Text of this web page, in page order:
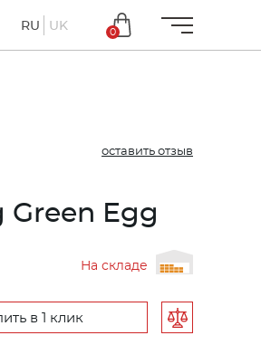
RU UK
0
оставить отзыв
Egg
На складе
в 1 клик